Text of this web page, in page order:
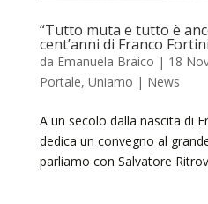
“Tutto muta e tutto è
cent’anni di Franco Fortini
da Emanuela Braico | 18
Portale, Uniamo | News
A un secolo dalla nascita di
dedica un convegno al
parliamo con Salvatore